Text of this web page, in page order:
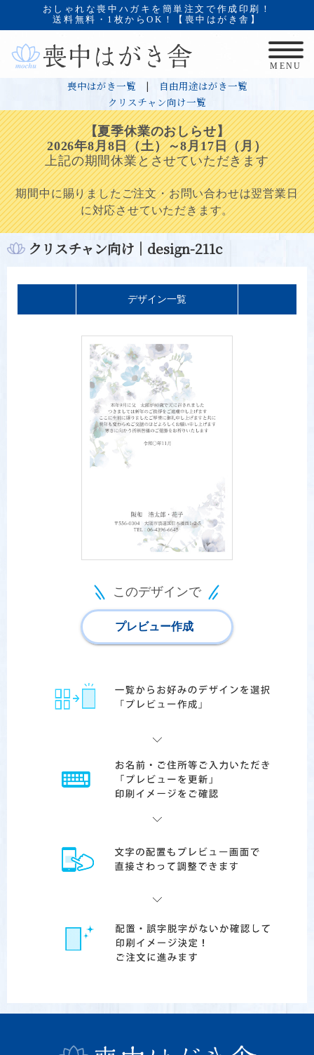
おしゃれな喪中ハガキを簡単注文で作成印刷！
送料無料・1枚からOK！【喪中はがき舎】
MENU
喪中はがき一覧 |
自由用途はがき一覧
クリスチャン向け一覧
【夏季休業のおしらせ】
2026年8月8日（土）～8月17日（月）
上記の期間休業とさせていただきます
期間中に賜りましたご注文・お問い合わせは翌営業日
に対応させていただきます。
クリスチャン向け｜design-211c
デザイン一覧
このデザインで
プレビュー作成